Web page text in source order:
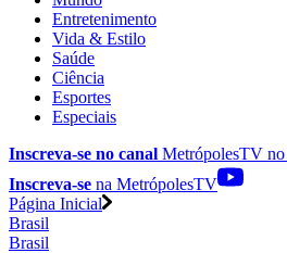
Entretenimento
Vida & Estilo
Saúde
Ciência
Esportes
Especiais
Inscreva-se no canal MetrópolesTV no
Inscreva-se na MetrópolesTV
Página Inicial
Brasil
Brasil